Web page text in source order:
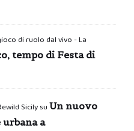
di ruolo dal vivo - La
tempo di Festa di
Sicilysu Un nuovo
a